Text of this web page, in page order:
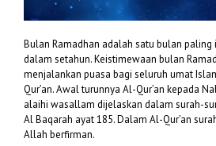
Bulan Ramadhan adalah satu bulan
dalam setahun. Keistimewaan bulan
menjalankan puasa bagi seluruh umat
Qur’an. Awal turunnya Al-Qur’an kepada
alaihi wasallam dijelaskan dalam surah-
Al Baqarah ayat 185. Dalam Al-Qur’an
Allah berfirman.